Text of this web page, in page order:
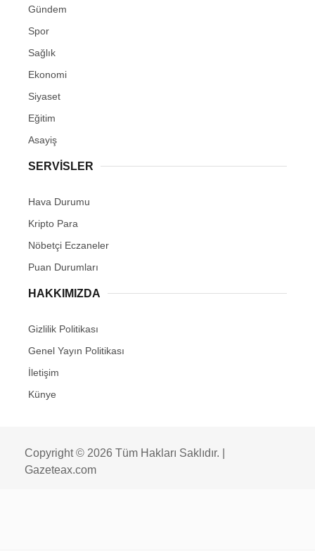
Gündem
Spor
Sağlık
Ekonomi
Siyaset
Eğitim
Asayiş
SERVİSLER
Hava Durumu
Kripto Para
Nöbetçi Eczaneler
Puan Durumları
HAKKIMIZDA
Gizlilik Politikası
Genel Yayın Politikası
İletişim
Künye
Copyright © 2026 Tüm Hakları Saklıdır. |
Gazeteax.com